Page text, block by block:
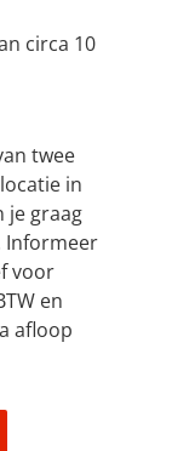
circa 10
twee
in
je graag
Informeer
voor
en
afloop